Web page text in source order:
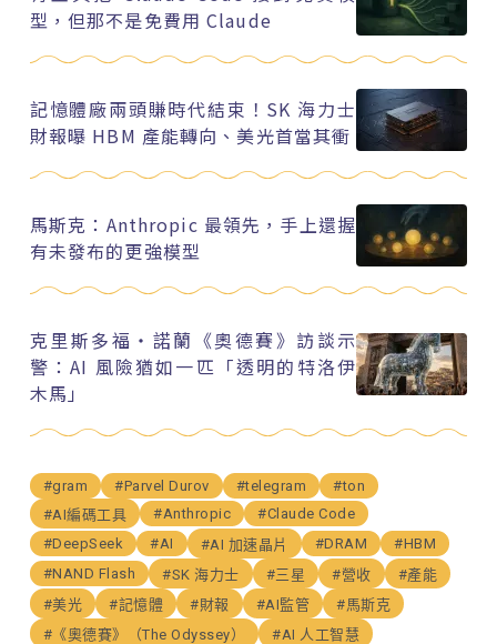
型，但那不是免費用 Claude
記憶體廠兩頭賺時代結束！SK 海力士
財報曝 HBM 產能轉向、美光首當其衝
馬斯克：Anthropic 最領先，手上還握
有未發布的更強模型
克里斯多福・諾蘭《奧德賽》訪談示
警：AI 風險猶如一匹「透明的特洛伊
木馬」
#gram #Parvel Durov #telegram
#ton
#AI編碼工具
#Anthropic
#Claude Code
#DeepSeek
#AI #AI 加速晶片 #DRAM
#HBM
#NAND Flash
#SK 海力士 #三星 #營收
#產能
#美光
#記憶體 #財報 #AI監管
#馬斯克
#《奧德賽》（The Odyssey）
#AI 人工智慧